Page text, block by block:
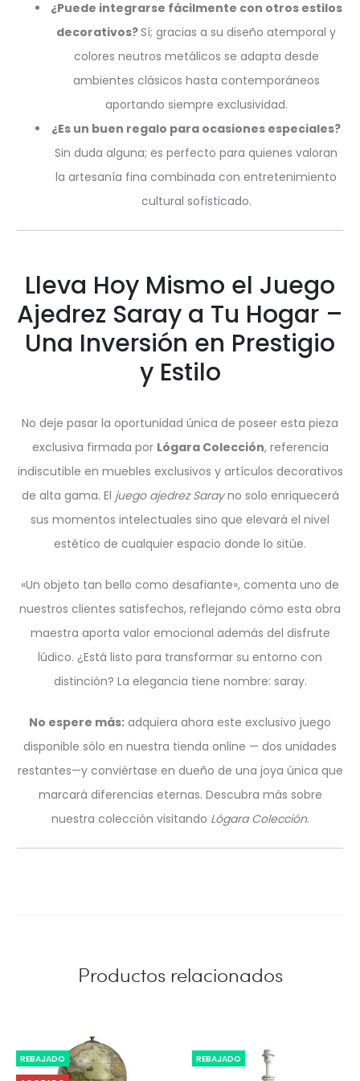
¿Puede integrarse fácilmente con otros estilos
decorativos?Sí; gracias a su diseño atemporal y
colores neutros metálicos se adapta desde
ambientes clásicos hasta contemporáneos
aportando siempre exclusividad.
¿Es un buen regalo para ocasiones especiales?
Sin duda alguna; es perfecto para quienes valoran
la artesanía fina combinada con entretenimiento
cultural sofisticado.
Lleva Hoy Mismo el Juego
Ajedrez Saray a Tu Hogar –
Una Inversión en Prestigio
y Estilo
No deje pasar la oportunidad única de poseer esta pieza
exclusiva firmada por Lógara Colección, referencia
indiscutible en muebles exclusivos y artículos decorativos
de alta gama. El juego ajedrez Sarayno solo enriquecerá
sus momentos intelectuales sino que elevará el nivel
estético de cualquier espacio donde lo sitúe.
«Un objeto tan bello como desafiante», comenta uno de
nuestros clientes satisfechos, reflejando cómo esta obra
maestra aporta valor emocional además del disfrute
lúdico. ¿Está listo para transformar su entorno con
distinción? La elegancia tiene nombre: saray.
No espere más: adquiera ahora este exclusivo juego
disponible sólo en nuestra tienda online — dos unidades
restantes—y conviértase en dueño de una joya única que
marcará diferencias eternas. Descubra más sobre
nuestra colección visitando Lógara Colección.
Productos relacionados
REBAJADO
REBAJADO